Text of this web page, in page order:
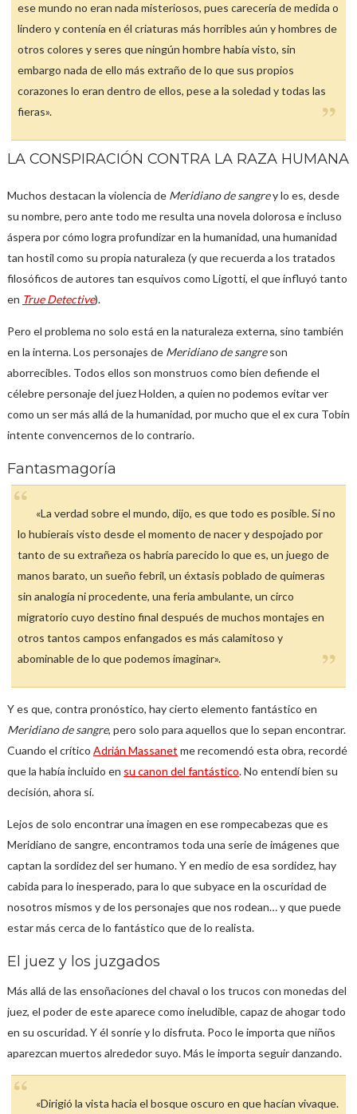
ese mundo no eran nada misteriosos, pues carecería de medida o
lindero y contenía en él criaturas más horribles aún y hombres de
otros colores y seres que ningún hombre había visto, sin
embargo nada de ello más extraño de lo que sus propios
corazones lo eran dentro de ellos, pese a la soledad y todas las
fieras».
LA CONSPIRACIÓN CONTRA LA RAZA HUMANA
Muchos destacan la violencia de Meridiano de sangrey lo es, desde
su nombre, pero ante todo me resulta una novela dolorosa e incluso
áspera por cómo logra profundizar en la humanidad, una humanidad
tan hostil como su propia naturaleza (y que recuerda a los tratados
filosóficos de autores tan esquivos como Ligotti, el que influyó tanto
en True Detective).
Pero el problema no solo está en la naturaleza externa, sino también
en la interna. Los personajes de Meridiano de sangreson
aborrecibles. Todos ellos son monstruos como bien defiende el
célebre personaje del juez Holden, a quien no podemos evitar ver
como un ser más allá de la humanidad, por mucho que el ex cura Tobin
intente convencernos de lo contrario.
Fantasmagoría
«La verdad sobre el mundo, dijo, es que todo es posible. Si no
lo hubierais visto desde el momento de nacer y despojado por
tanto de su extrañeza os habría parecido lo que es, un juego de
manos barato, un sueño febril, un éxtasis poblado de quimeras
sin analogía ni procedente, una feria ambulante, un circo
migratorio cuyo destino final después de muchos montajes en
otros tantos campos enfangados es más calamitoso y
abominable de lo que podemos imaginar».
Y es que, contra pronóstico, hay cierto elemento fantástico en
Meridiano de sangre, pero solo para aquellos que lo sepan encontrar.
Cuando el crítico Adrián Massanet me recomendó esta obra, recordé
que la había incluido en su canon del fantástico. No entendí bien su
decisión, ahora sí.
Lejos de solo encontrar una imagen en ese rompecabezas que es
Meridiano de sangre, encontramos toda una serie de imágenes que
captan la sordidez del ser humano. Y en medio de esa sordidez, hay
cabida para lo inesperado, para lo que subyace en la oscuridad de
nosotros mismos y de los personajes que nos rodean… y que puede
estar más cerca de lo fantástico que de lo realista.
El juez y los juzgados
Más allá de las ensoñaciones del chaval o los trucos con monedas del
juez, el poder de este aparece como ineludible, capaz de ahogar todo
en su oscuridad. Y él sonríe y lo disfruta. Poco le importa que niños
aparezcan muertos alrededor suyo. Más le importa seguir danzando.
«Dirigió la vista hacia el bosque oscuro en que hacían vivaque.